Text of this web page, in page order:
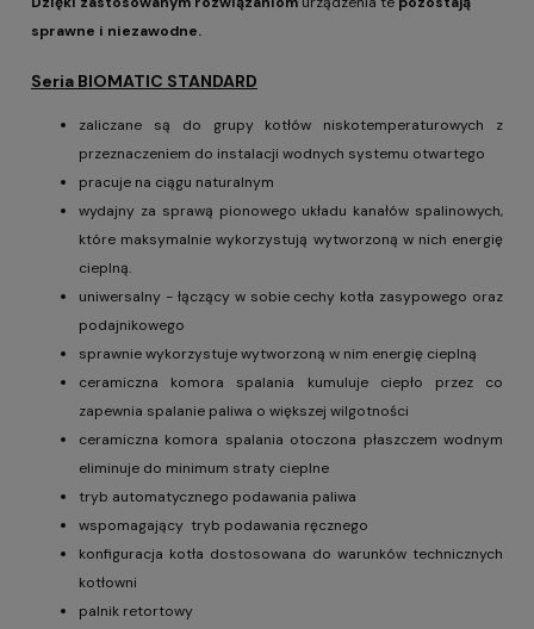
sprawne i niezawodne.
Seria BIOMATIC STANDARD
zaliczane są do grupy kotłów niskotemperaturowych z
przeznaczeniem do instalacji wodnych systemu otwartego
pracuje na ciągu naturalnym
wydajny za sprawą pionowego układu kanałów spalinowych,
które maksymalnie wykorzystują wytworzoną w nich energię
cieplną.
uniwersalny - łączący w sobie cechy kotła zasypowego oraz
podajnikowego
sprawnie wykorzystuje wytworzoną w nim energię cieplną
ceramiczna komora spalania kumuluje ciepło przez co
zapewnia spalanie paliwa o większej wilgotności
ceramiczna komora spalania otoczona płaszczem wodnym
eliminuje do minimum straty cieplne
tryb automatycznego podawania paliwa
wspomagający tryb podawania ręcznego
konfiguracja kotła dostosowana do warunków technicznych
kotłowni
palnik retortowy